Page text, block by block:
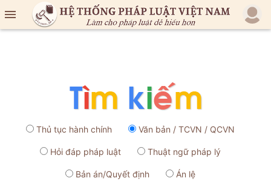

Thủ tục hành chính Văn bản / TCVN / QCVN
Hỏi đáp pháp luật Thuật ngữ pháp lý
Bản án/Quyết định Án lệ